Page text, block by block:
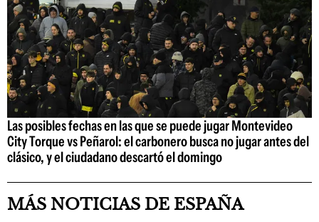
Las posibles fechas en las que se puede jugar Montevideo
City Torque vs Peñarol: el carbonero busca no jugar antes del
clásico, y el ciudadano descartó el domingo
MÁS NOTICIAS DE ESPAÑA